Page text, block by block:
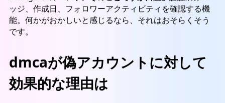
ッジ、作成日、フォロワーアクティビティを確認する機
能。何かがおかしいと感じるなら、それはおそらくそう
です。
dmcaが偽アカウントに対して
効果的な理由は